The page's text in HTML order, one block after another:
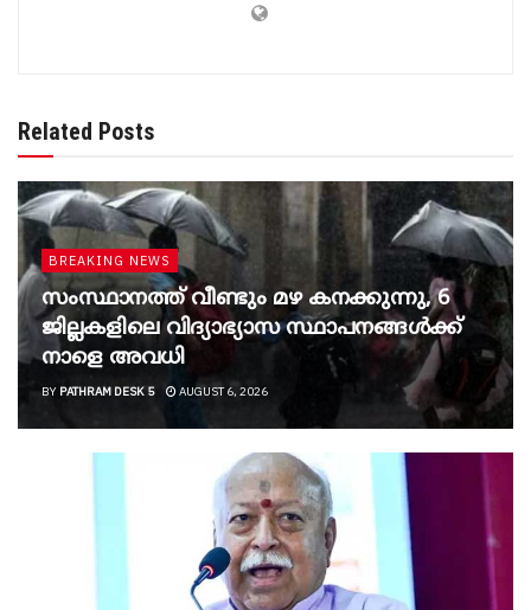
Related Posts
BREAKING NEWS
സംസ്ഥാനത്ത് വീണ്ടും മഴ കനക്കുന്നു, 6
ജില്ലകളിലെ വിദ്യാഭ്യാസ സ്ഥാപനങ്ങൾക്ക്
നാളെ അവധി
BY PATHRAM DESK 5 AUGUST 6, 2026